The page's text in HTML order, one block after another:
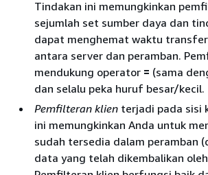
Tindakan ini memungkinkan
sejumlah set sumber daya dan
dapat menghemat waktu
antara server dan peramban.
mendukung operator = (sama
dan selalu peka huruf besar/kecil.
Pemfilteran klien terjadi pada sisi
ini memungkinkan Anda untuk
sudah tersedia dalam peramban
data yang telah dikembalikan oleh